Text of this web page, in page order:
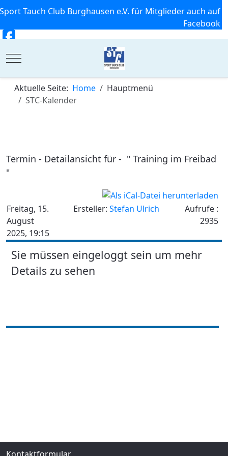
Sport Tauch Club Burghausen e.V. für Mitglieder auch auf
Facebook
Mobile Menu Toggle
Aktuelle Seite: Home
Hauptmenü
STC-Kalender
Termin - Detailansicht für - " Training im Freibad
"
Freitag, 15.
August
2025, 19:15
Ersteller: Stefan Ulrich Aufrufe :
2935
Sie müssen eingeloggt sein um mehr
Details zu sehen